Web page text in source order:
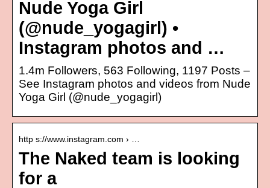
Nude Yoga Girl
(@nude_yogagirl) •
Instagram photos and …
1.4m Followers, 563 Following, 1197 Posts –
See Instagram photos and videos from Nude
Yoga Girl (@nude_yogagirl)
http s://www.instagram.com › …
The Naked team is looking
for a